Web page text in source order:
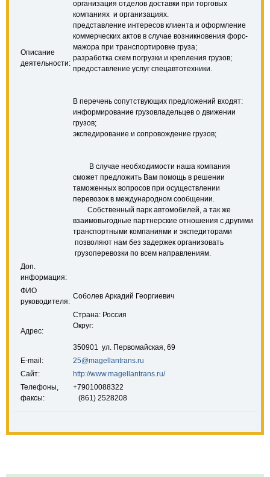
Описание
деятельности:
организация отделов доставки при торговых
компаниях и организациях.
представление интересов клиента и оформление
коммерческих актов в случае возникновения форс-
мажора при транспортировке груза;
разработка схем погрузки и крепления грузов;
предоставление услуг спецавтотехники.
В перечень сопутствующих предложений входят:
информирование грузовладельцев о движении
грузов;
экспедирование и сопровождение грузов;
В случае необходимости наша компания
сможет предложить Вам помощь в решении
таможенных вопросов при осуществлении
перевозок в международном сообщении.
Собственный парк автомобилей, а так же
взаимовыгодные партнерские отношения с другими
транспортными компаниями и экспедиторами
позволяют нам без задержек организовать
грузоперевозки по всем направлениям.
Доп.
информация:
ФИО
руководителя:
Соболев Аркадий Георгиевич
Адрес:
Страна: Россия
Округ:
350901 ул. Первомайская, 69
E-mail:
25@magellantrans.ru
Сайт:
http://www.magellantrans.ru/
Телефоны,
факсы:
+79010088322
(861) 2528208